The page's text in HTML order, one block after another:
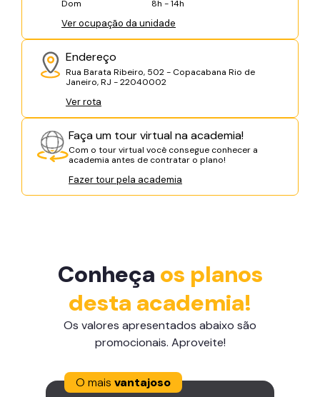
Dom
8h - 14h
Ver ocupação da unidade
Endereço
Rua Barata Ribeiro, 502 - Copacabana Rio de
Janeiro, RJ - 22040002
Ver rota
Faça um tour virtual na academia!
Com o tour virtual você consegue conhecer a
academia antes de contratar o plano!
Fazer tour pela academia
Conheça os planos
desta academia!
Os valores apresentados abaixo são
promocionais. Aproveite!
O mais vantajoso